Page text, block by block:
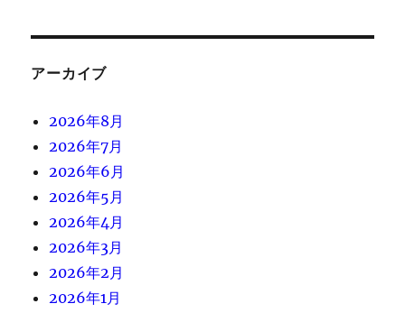
アーカイブ
2026年8月
2026年7月
2026年6月
2026年5月
2026年4月
2026年3月
2026年2月
2026年1月